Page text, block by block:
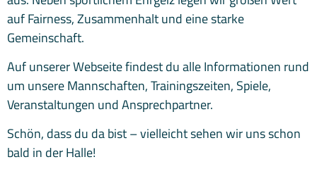
auf Fairness, Zusammenhalt und eine starke
Gemeinschaft.
Auf unserer Webseite findest du alle Informationen rund
um unsere Mannschaften, Trainingszeiten, Spiele,
Veranstaltungen und Ansprechpartner.
Schön, dass du da bist – vielleicht sehen wir uns schon
bald in der Halle!